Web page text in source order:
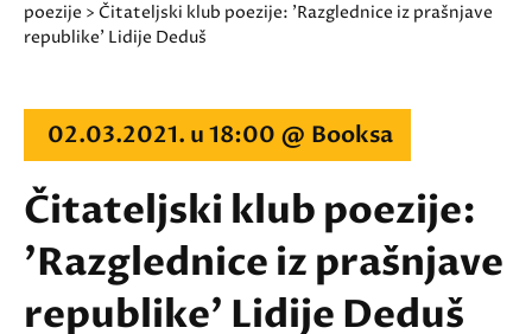
poezije > Čitateljski klub poezije: 'Razglednice iz prašnjave
republike' Lidije Deduš
02.03.2021. u 18:00 @ Booksa
Čitateljski klub poezije:
'Razglednice iz prašnjave
republike' Lidije Deduš